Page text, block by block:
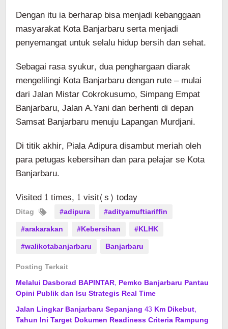
Dengan itu ia berharap bisa menjadi kebanggaan
masyarakat Kota Banjarbaru serta menjadi
penyemangat untuk selalu hidup bersih dan sehat.
Sebagai rasa syukur, dua penghargaan diarak
mengelilingi Kota Banjarbaru dengan rute – mulai
dari Jalan Mistar Cokrokusumo, Simpang Empat
Banjarbaru, Jalan A.Yani dan berhenti di depan
Samsat Banjarbaru menuju Lapangan Murdjani.
Di titik akhir, Piala Adipura disambut meriah oleh
para petugas kebersihan dan para pelajar se Kota
Banjarbaru.
Visited 1 times, 1 visit(s) today
Ditag #adipura
#adityamuftiariffin
#arakarakan
#Kebersihan
#KLHK
#walikotabanjarbaru
Banjarbaru
Posting Terkait
Melalui Dasborad BAPINTAR, Pemko Banjarbaru Pantau
Opini Publik dan Isu Strategis Real Time
Jalan Lingkar Banjarbaru Sepanjang 43 Km Dikebut,
Tahun Ini Target Dokumen Readiness Criteria Rampung